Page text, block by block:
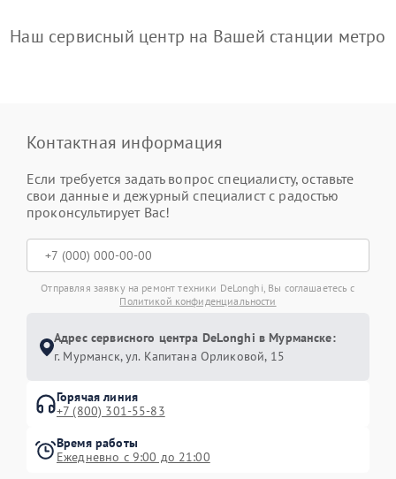
Наш сервисный центр на Вашей станции метро
Контактная информация
Если требуется задать вопрос специалисту, оставьте
свои данные и дежурный специалист с радостью
проконсультирует Вас!
Отправляя заявку на ремонт техники DeLonghi, Вы соглашаетесь с
Политикой конфиденциальности
Адрес сервисного центра DeLonghi в Мурманске:
г. Мурманск, ул. Капитана Орликовой, 15
Горячая линия
+7 (800) 301-55-83
Время работы
Ежедневно с 9:00 до 21:00